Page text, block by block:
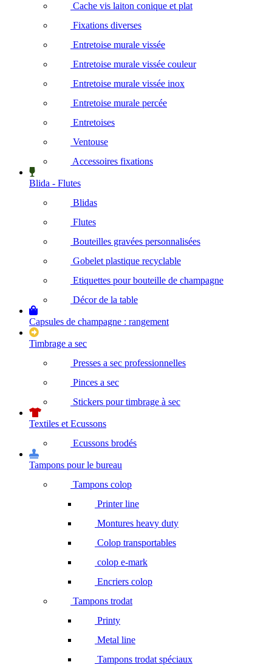
Cache vis laiton conique et plat
Fixations diverses
Entretoise murale vissée
Entretoise murale vissée couleur
Entretoise murale vissée inox
Entretoise murale percée
Entretoises
Ventouse
Accessoires fixations
Blida - Flutes
Blidas
Flutes
Bouteilles gravées personnalisées
Gobelet plastique recyclable
Etiquettes pour bouteille de champagne
Décor de la table
Capsules de champagne : rangement
Timbrage a sec
Presses a sec professionnelles
Pinces a sec
Stickers pour timbrage à sec
Textiles et Ecussons
Ecussons brodés
Tampons pour le bureau
Tampons colop
Printer line
Montures heavy duty
Colop transportables
colop e-mark
Encriers colop
Tampons trodat
Printy
Metal line
Tampons trodat spéciaux